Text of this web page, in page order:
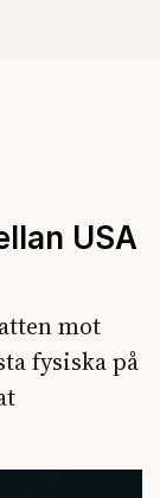
USA
mot
fysiska på